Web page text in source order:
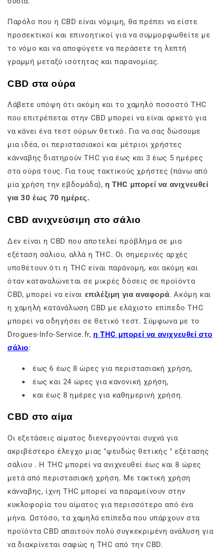
Παρόλο που η CBD είναι νόμιμη, θα πρέπει να είστε
προσεκτικοί και επινοητικοί για να συμμορφωθείτε με
το νόμο και να αποφύγετε να περάσετε τη λεπτή
γραμμή μεταξύ ισότητας και παρανομίας.
CBD στα ούρα
Λάβετε υπόψη ότι ακόμη και το χαμηλό ποσοστό THC
που επιτρέπεται στην CBD μπορεί να είναι αρκετό για
να κάνει ένα τεστ ούρων θετικό. Για να σας δώσουμε
μια ιδέα, οι περιστασιακοί και μέτριοι χρήστες
κάνναβης διατηρούν THC για έως και 3 έως 5 ημέρες
στα ούρα τους. Για τους τακτικούς χρήστες (πάνω από
μία χρήση την εβδομάδα), η THC μπορεί να ανιχνευθεί
για 30 έως 70 ημέρες.
CBD ανιχνεύσιμη στο σάλιο
Δεν είναι η CBD που αποτελεί πρόβλημα σε μια
εξέταση σάλιου, αλλά η THC. Οι σημερινές αρχές
υποθέτουν ότι η THC είναι παράνομη, και ακόμη και
όταν καταναλώνεται σε μικρές δόσεις σε προϊόντα
CBD, μπορεί να είναι επιλέξιμη για αναφορά. Ακόμη και
η χαμηλή κατανάλωση CBD με ελάχιστο επίπεδο THC
μπορεί να οδηγήσει σε θετικό τεστ. Σύμφωνα με το
Drogues-Info-Service.fr, η THC μπορεί να ανιχνευθεί στο
σάλιο:
έως 6 έως 8 ώρες για περιστασιακή χρήση,
έως και 24 ώρες για κανονική χρήση,
και έως 8 ημέρες για καθημερινή χρήση.
CBD στο αίμα
Οι εξετάσεις αίματος διενεργούνται συχνά για
ακριβέστερο έλεγχο μιας "ψευδώς θετικής "εξέτασης
σάλιου . Η THC μπορεί να ανιχνευθεί έως και 8 ώρες
μετά από περιστασιακή χρήση. Με τακτική χρήση
κάνναβης, ίχνη THC μπορεί να παραμείνουν στην
κυκλοφορία του αίματος για περισσότερο από ένα
μήνα. Ωστόσο, τα χαμηλά επίπεδα που υπάρχουν στα
προϊόντα CBD απαιτούν πολύ συγκεκριμένη ανάλυση για
να διακρίνεται σαφώς η THC από την CBD.